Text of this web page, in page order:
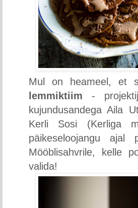
Mul on heameel, et
lemmiktiim -
kujundusandega Aila
Kerli Sosi (Kerliga
päikeseloojangu ajal
Mööblisahvrile, kelle
valida!